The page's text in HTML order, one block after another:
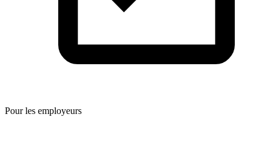
Pour les employeurs